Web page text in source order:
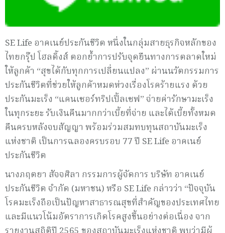
SE Life อาคเนย์ประกันชีวิต หนึ่งในกลุ่มสายธุรกิจหลักของ
ไทยกรุ๊ป โฮลดิ้งส์ ตอกย้ำการปรับจุดยืนทางการตลาดใหม่
ให้ลูกค้า “สุขได้กับทุกการเปลี่ยนแปลง” ผ่านนวัตกรรมการ
ประกันชีวิตที่ช่วยให้ลูกค้าหมดห่วงเรื่องโรคร้ายแรง ด้วย
ประกันมะเร็ง “แคนเซอร์ทริปเปิ้ลเซฟ” จ่ายค่ารักษามะเร็ง
ในทุกระยะ รับเงินคืนมากกว่าเบี้ยที่จ่าย และได้เบี้ยทั้งหมด
คืนครบหลังจบสัญญา พร้อมร่วมสมทบทุนสถาบันมะเร็ง
แห่งชาติ เป็นการฉลองครบรอบ 77 ปี SE Life อาคเนย์
ประกันชีวิต
นางภฤตยา สัจจศิลา กรรมการผู้จัดการ บริษัท อาคเนย์
ประกันชีวิต จำกัด (มหาชน) หรือ SE Life กล่าวว่า “ปัจจุบัน
โรคมะเร็งถือเป็นปัญหาสาธารณสุขที่สำคัญของประเทศไทย
และมีแนวโน้มอัตราการเกิดโรคสูงขึ้นอย่างต่อเนื่อง จาก